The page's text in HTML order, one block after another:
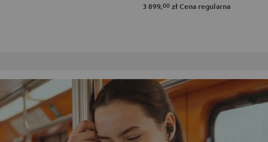
3 899,00 zł Cena regularna